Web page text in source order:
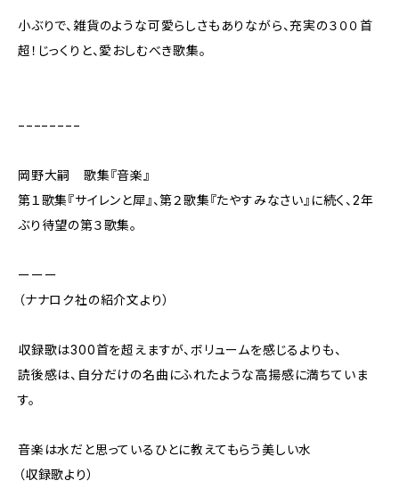
小ぶりで、雑貨のような可愛らしさもありながら、充実の３００首
超！じっくりと、愛おしむべき歌集。
−−−−−−−−
岡野大嗣 歌集『音楽』
第１歌集『サイレンと犀』、第２歌集『たやすみなさい』に続く、2年
ぶり待望の第３歌集。
ーーー
（ナナロク社の紹介文より）
収録歌は300首を超えますが、ボリュームを感じるよりも、
読後感は、自分だけの名曲にふれたような高揚感に満ちていま
す。
音楽は水だと思っているひとに教えてもらう美しい水
（収録歌より）